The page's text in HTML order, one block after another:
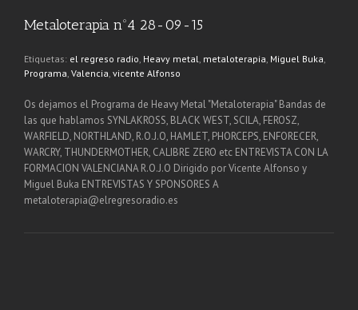
Metaloterapia nº4 28-09-15
Etiquetas: el regreso radio, Heavy metal, metaloterapia, Miguel Buka,
Programa, Valencia, vicente Alfonso
Os dejamos el Programa de Heavy Metal "Metaloterapia" Bandas de
las que hablamos SYNLAKROSS, BLACK WEST, SCILA, FEROSZ,
WARFIELD, NORTHLAND, R.O.J.O, HAMLET, PHORCEPS, ENFORECER,
WARCRY, THUNDERMOTHER, CALIBRE ZERO etc ENTREVISTA CON LA
FORMACION VALENCIANA R.O.J.O Dirigido por Vicente Alfonso y
Miguel Buka ENTREVISTAS Y SPONSORES A
metaloterapia@elregresoradio.es